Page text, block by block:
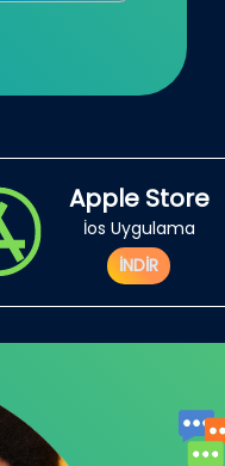
Apple Store
İos Uygulama
İNDİR